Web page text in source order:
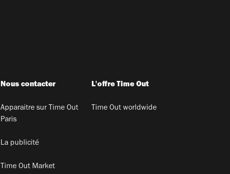
Nous contacter
Apparaitre sur Time Out
Paris
La publicité
Time Out Market
L'offre Time Out
Time Out worldwide